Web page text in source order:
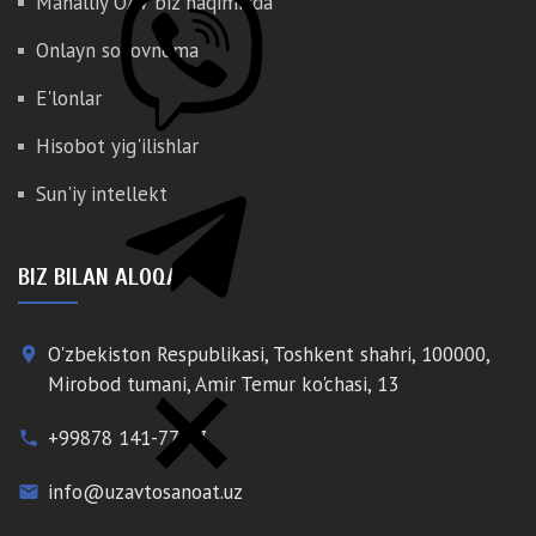
Onlayn so'rovnoma
E'lonlar
Hisobot yig'ilishlar
Sun'iy intellekt
BIZ BILAN ALOQA
place O'zbekiston Respublikasi, Toshkent shahri, 100000,
Mirobod tumani, Amir Temur ko'chasi, 13
phone +99878 141-77-77
email info@uzavtosanoat.uz